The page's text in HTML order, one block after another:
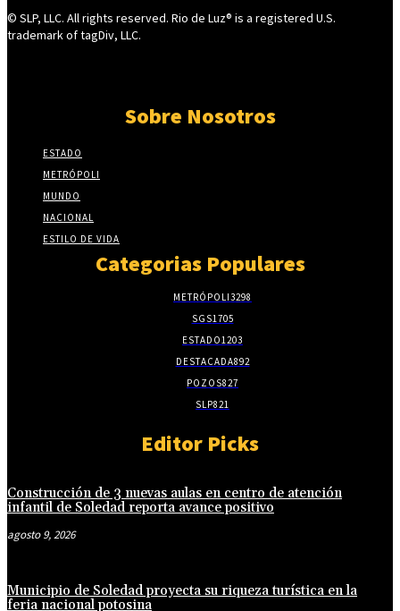
© SLP, LLC. All rights reserved. Rio de Luz® is a registered U.S.
trademark of tagDiv, LLC.
Sobre Nosotros
ESTADO
METRÓPOLI
MUNDO
NACIONAL
ESTILO DE VIDA
Categorias Populares
METRÓPOLI3298
SGS1705
ESTADO1203
DESTACADA892
POZOS827
SLP821
Editor Picks
Construcción de 3 nuevas aulas en centro de atención
infantil de Soledad reporta avance positivo
agosto 9, 2026
Municipio de Soledad proyecta su riqueza turística en la
feria nacional potosina